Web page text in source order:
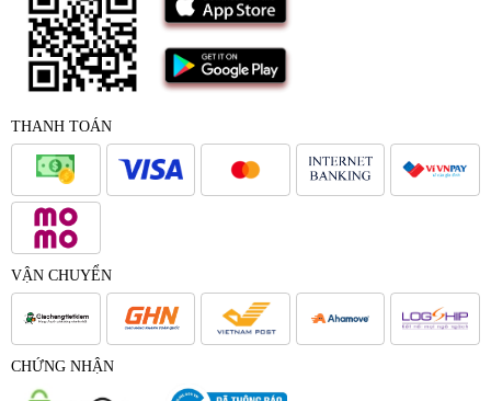
THANH TOÁN
VẬN CHUYỂN
CHỨNG NHẬN